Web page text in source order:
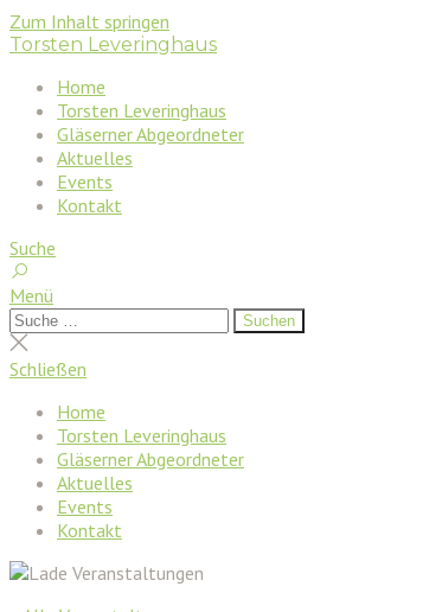
Zum Inhalt springen
Torsten Leveringhaus
Home
Torsten Leveringhaus
Gläserner Abgeordneter
Aktuelles
Events
Kontakt
Suche
Menü
Suchen
nach:
Suchen
Suche
schließen
Schließen
Home
Torsten Leveringhaus
Gläserner Abgeordneter
Aktuelles
Events
Kontakt